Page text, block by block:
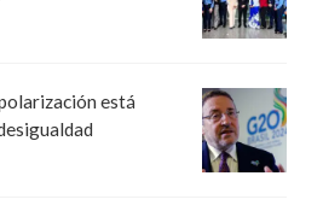
está